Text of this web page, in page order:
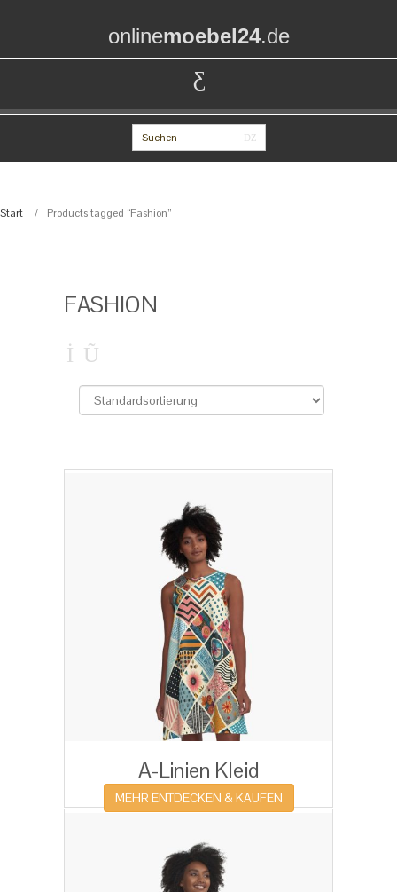
onlinemoebel24.de
Start Products tagged “Fashion”
FASHION
A-Linien Kleid
MEHR ENTDECKEN & KAUFEN